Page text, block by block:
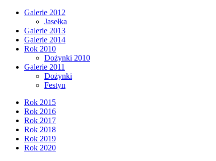
Galerie 2012
Jasełka
Galerie 2013
Galerie 2014
Rok 2010
Dożynki 2010
Galerie 2011
Dożynki
Festyn
Rok 2015
Rok 2016
Rok 2017
Rok 2018
Rok 2019
Rok 2020